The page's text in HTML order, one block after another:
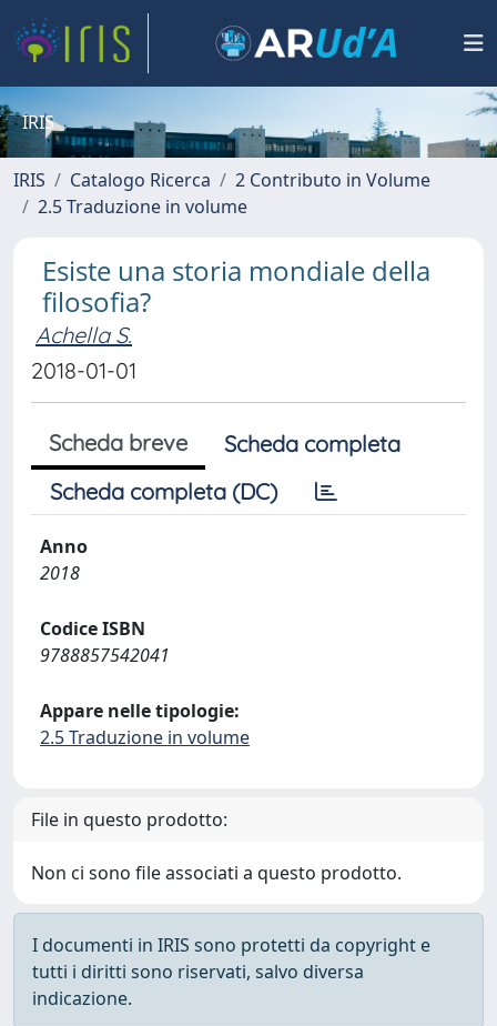
IRIS
IRIS Catalogo Ricerca
2 Contributo in Volume
2.5 Traduzione in volume
Esiste una storia mondiale della
filosofia?
Achella S.
2018-01-01
Scheda breve
Scheda completa
Scheda completa (DC)
Anno
2018
Codice ISBN
9788857542041
Appare nelle tipologie:
2.5 Traduzione in volume
File in questo prodotto:
Non ci sono file associati a questo prodotto.
I documenti in IRIS sono protetti da copyright e
tutti i diritti sono riservati, salvo diversa
indicazione.